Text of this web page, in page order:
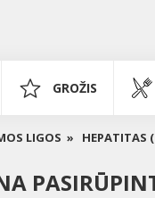
GROŽIS
LIGOS » HEPATITAS